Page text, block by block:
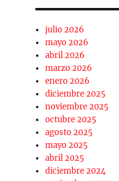
julio 2026
mayo 2026
abril 2026
marzo 2026
enero 2026
diciembre 2025
noviembre 2025
octubre 2025
agosto 2025
mayo 2025
abril 2025
diciembre 2024